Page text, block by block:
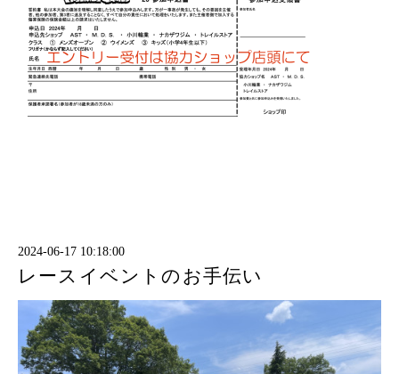
2024-06-17 10:18:00
レースイベントのお手伝い